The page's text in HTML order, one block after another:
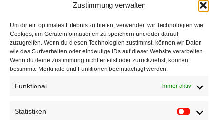
Zustimmung verwalten
Um dir ein optimales Erlebnis zu bieten, verwenden wir Technologien wie
Cookies, um Geräteinformationen zu speichern und/oder darauf
zuzugreifen. Wenn du diesen Technologien zustimmst, können wir Daten
wie das Surfverhalten oder eindeutige IDs auf dieser Website verarbeiten.
Wenn du deine Zustimmung nicht erteilst oder zurückziehst, können
bestimmte Merkmale und Funktionen beeinträchtigt werden.
Funktional Immer aktiv
Statistiken
Ettlinger Straße 59, 76137 Karlsruhe, Germany
+49 721 668004230
Startseite